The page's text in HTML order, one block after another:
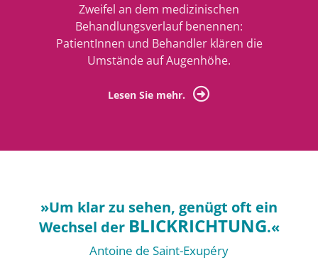
Zweifel an dem medizinischen
Behandlungsverlauf benennen:
PatientInnen und Behandler klären die
Umstände auf Augenhöhe.
Lesen Sie mehr.
»Um klar zu sehen, genügt oft ein
Wechsel der BLICKRICHTUNG.«
Antoine de Saint-Exupéry